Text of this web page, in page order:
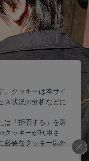
クッキーは本サイ
は「拒否する」を選
ッキーが利用さ
必要なクッキー以外
様が同意しない限
キー以外が利用され